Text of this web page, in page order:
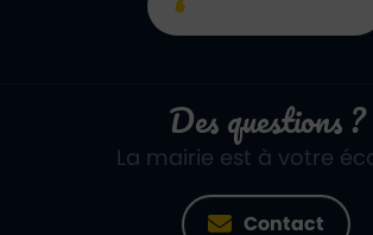
Des questions ?
La mairie est à votre
Contact